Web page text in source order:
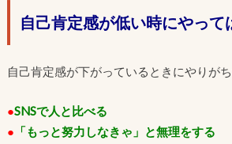
自己肯定感が低い時にやって
自己肯定感が下がっているときにやりが
●SNSで人と比べる
● 「もっと努力しなきゃ」と無理をする